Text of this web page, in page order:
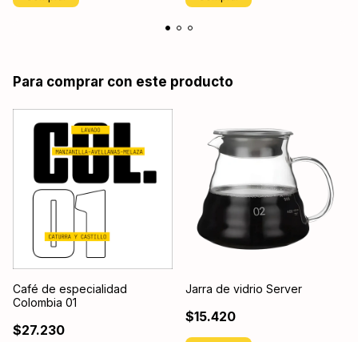
Para comprar con este producto
Café de especialidad
Colombia 01
$27.230
Jarra de vidrio Server
$15.420